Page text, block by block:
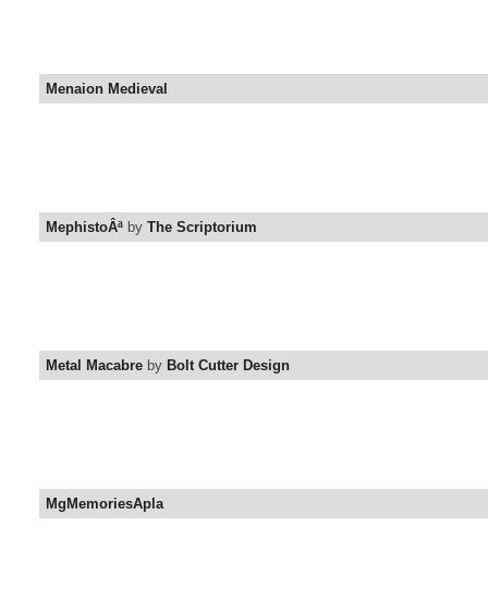
Menaion Medieval
MephistoÂª by The Scriptorium
Metal Macabre by Bolt Cutter Design
MgMemoriesApla